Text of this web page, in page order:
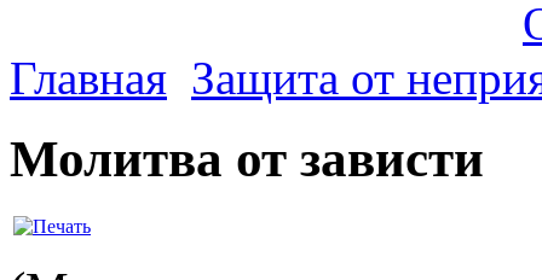
Главная Защита от
Молитва от зависти